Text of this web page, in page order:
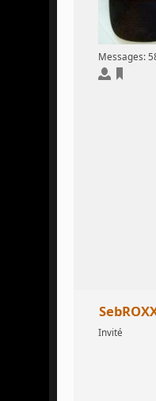
Messages:
Invité